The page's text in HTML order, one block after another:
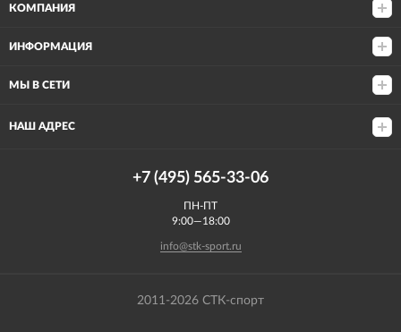
КОМПАНИЯ
ИНФОРМАЦИЯ
МЫ В СЕТИ
НАШ АДРЕС
+7 (495) 565-33-06
ПН-ПТ
9:00—18:00
info@stk-sport.ru
2011-2026 СТК-спорт